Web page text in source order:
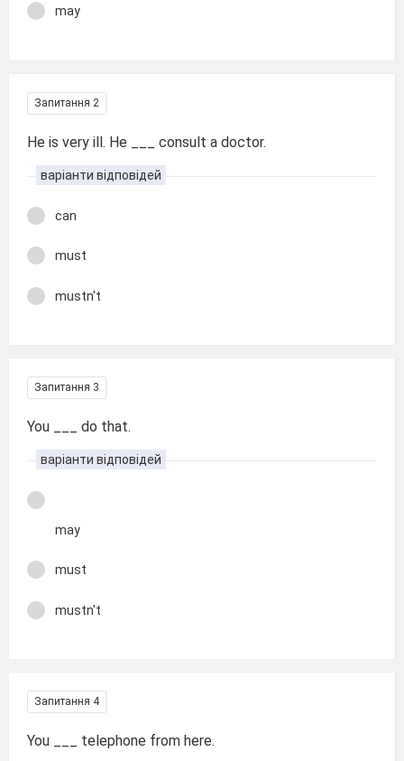
may
Запитання 2
He is very ill. He ___ consult a doctor.
варіанти відповідей
can
must
mustn't
Запитання 3
You ___ do that.
варіанти відповідей
may
must
mustn't
Запитання 4
You ___ telephone from here.